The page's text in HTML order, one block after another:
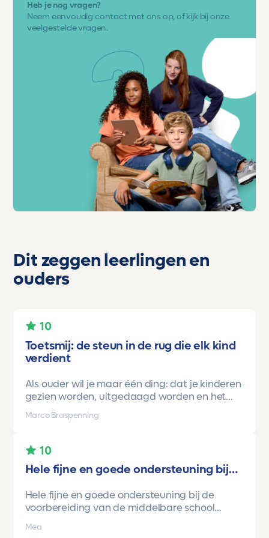
Heb je nog vragen?
Neem eenvoudig contact met ons op, of kijk bij onze
veelgestelde vragen.
Dit zeggen leerlingen en
ouders
10
Toetsmij: de steun in de rug die elk kind
verdient
Als ouder wil je maar één ding: dat je kinderen
gezien worden, uitgedaagd worden en het
vertrouwen krijgen dat ze méér kunnen dan ze
zelf soms denken. Voor ons is Toetsmij daarin
Onze oudste dochter begon ooit op mavo-
kader. Een lieve, slimme meid, maar soms
toetsen van Toetsmij.....helder, betrouwbaar,
precies op niveau en altijd met ruimte om te
groeien kreeg ze stap voor stap het
Marco Braspenning
10
Hele fijne en goede ondersteuning bij…
Hele fijne en goede ondersteuning bij de
voorbereiding van de middelbare school
toetsen. Havo/vwo brugjaren gebruik
gemaakt van Toetsmij. Realistische toetsen.
Mea